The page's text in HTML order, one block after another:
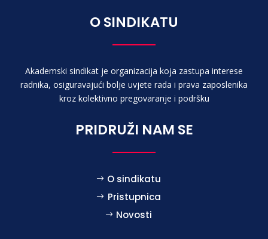
O SINDIKATU
Akademski sindikat je organizacija koja zastupa interese
radnika, osiguravajući bolje uvjete rada i prava zaposlenika
kroz kolektivno pregovaranje i podršku
PRIDRUŽI NAM SE
O sindikatu
Pristupnica
Novosti